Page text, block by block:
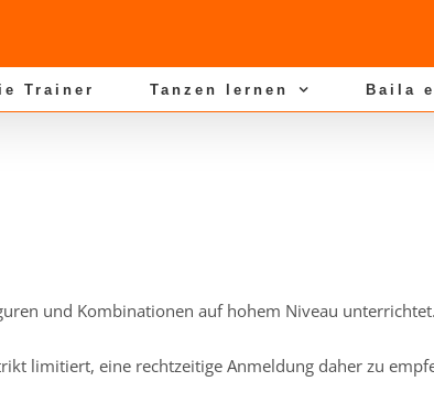
Trainer Tanzen lernen Baila
und Kombinationen auf hohem Niveau unterrichtet.
limitiert, eine rechtzeitige Anmeldung daher zu